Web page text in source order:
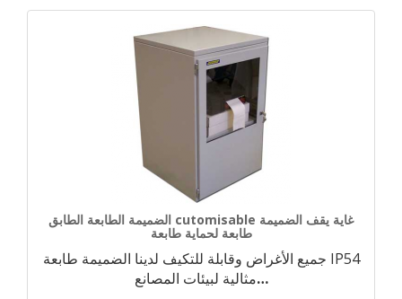
الضميمة الطابعة الطابق cutomisable غاية يقف الضميمة
طابعة لحماية طابعة
جميع الأغراض وقابلة للتكيف لدينا الضميمة طابعة IP54
مثالية لبيئات المصانع…